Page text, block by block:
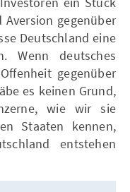
gegenüber
Deutschland eine
Wenn deutsches
gegenüber
es keinen Grund,
wie wir sie
Staaten kennen,
entstehen